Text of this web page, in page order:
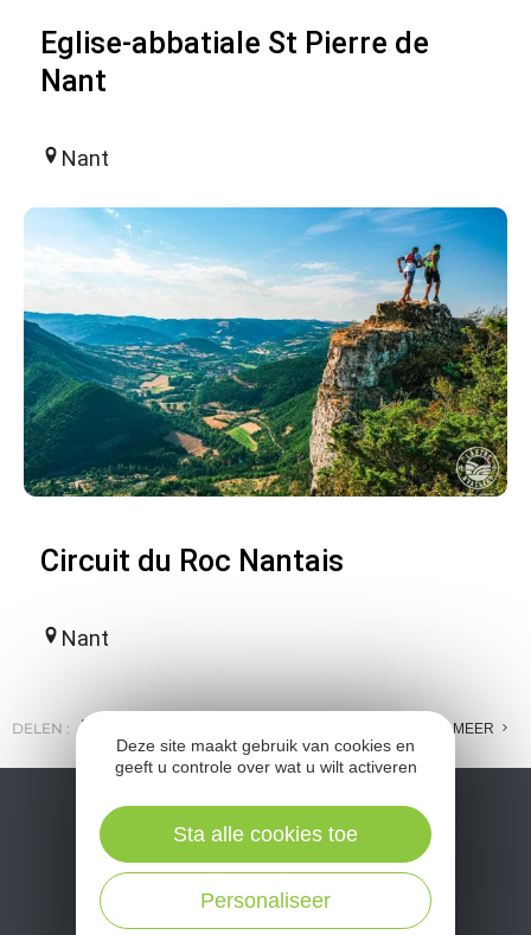
Eglise-abbatiale St Pierre de
Nant
Nant
Circuit du Roc Nantais
Nant
DELEN : MEER
Deze site maakt gebruik van cookies en
geeft u controle over wat u wilt activeren
Personaliseer
Sta alle cookies toe